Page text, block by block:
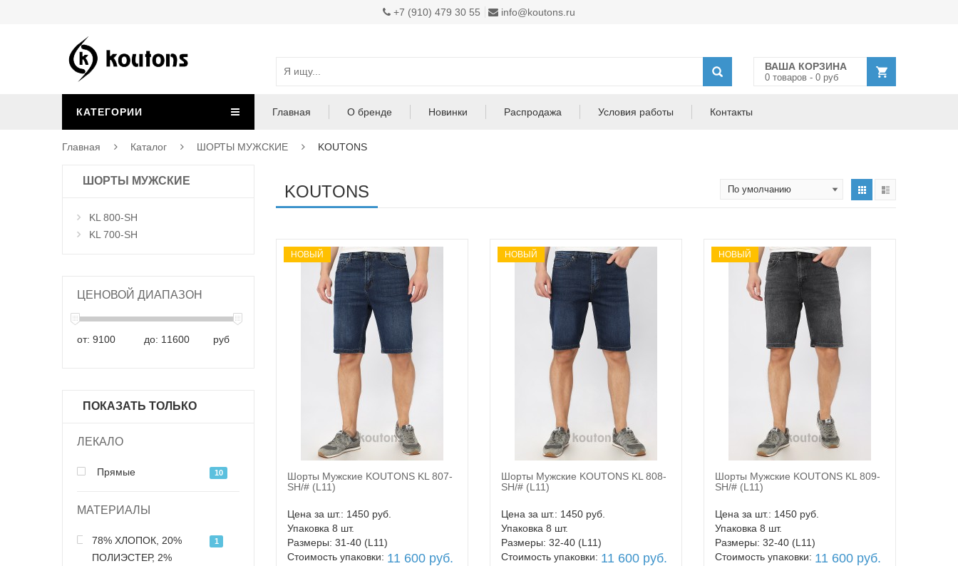
+7 (910) 479 30 55 info@koutons.ru
ВАША КОРЗИНА
0 товаров - 0 руб
КАТЕГОРИИ Главная О бренде Новинки Распродажа Условия работы Контакты
Главная Каталог ШОРТЫ МУЖСКИЕ KOUTONS
ШОРТЫ МУЖСКИЕ
KL 800-SH
KL 700-SH
ЦЕНОВОЙ ДИАПАЗОН
от: до: руб
ПОКАЗАТЬ ТОЛЬКО
ЛЕКАЛО
Прямые 10
МАТЕРИАЛЫ
78% ХЛОПОК, 20%
ПОЛИЭСТЕР, 2%
1
KOUTONS
В корзину
НОВЫЙ
Шорты Мужские KOUTONS KL 807-
SH/# (L11)
Цена за шт.: 1450 руб.
Упаковка 8 шт.
Размеры: 31-40 (L11)
Стоимость упаковки: 11 600 руб.
В корзину
НОВЫЙ
Шорты Мужские KOUTONS KL 808-
SH/# (L11)
Цена за шт.: 1450 руб.
Упаковка 8 шт.
Размеры: 32-40 (L11)
Стоимость упаковки: 11 600 руб.
В корзину
НОВЫЙ
Шорты Мужские KOUTONS KL 809-
SH/# (L11)
Цена за шт.: 1450 руб.
Упаковка 8 шт.
Размеры: 32-40 (L11)
Стоимость упаковки: 11 600 руб.